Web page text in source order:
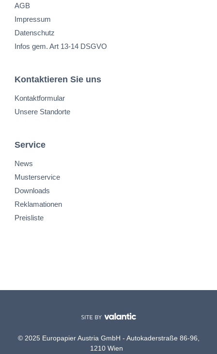
AGB
Impressum
Datenschutz
Infos gem. Art 13-14 DSGVO
Kontaktieren Sie uns
Kontaktformular
Unsere Standorte
Service
News
Musterservice
Downloads
Reklamationen
Preisliste
© 2025 Europapier Austria GmbH - Autokaderstraße 86-96,
1210 Wien